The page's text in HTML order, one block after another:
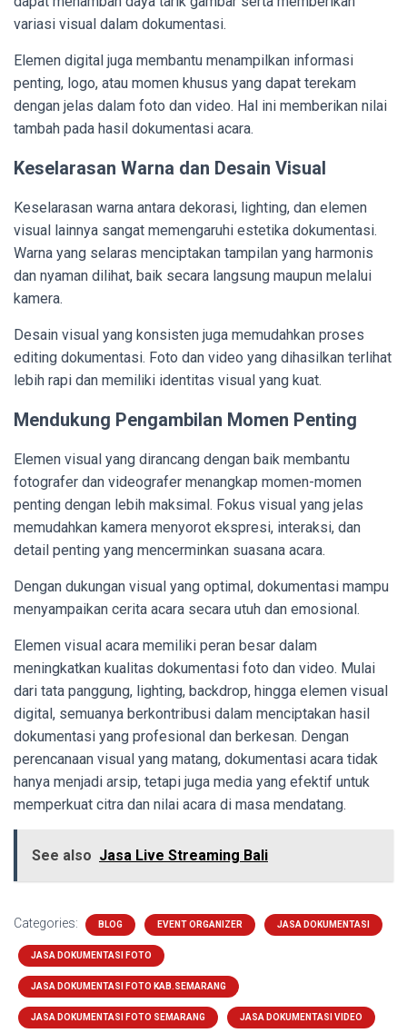
variasi visual dalam dokumentasi.
Elemen digital juga membantu menampilkan informasi
penting, logo, atau momen khusus yang dapat terekam
dengan jelas dalam foto dan video. Hal ini memberikan nilai
tambah pada hasil dokumentasi acara.
Keselarasan Warna dan Desain Visual
Keselarasan warna antara dekorasi, lighting, dan elemen
visual lainnya sangat memengaruhi estetika dokumentasi.
Warna yang selaras menciptakan tampilan yang harmonis
dan nyaman dilihat, baik secara langsung maupun melalui
kamera.
Desain visual yang konsisten juga memudahkan proses
editing dokumentasi. Foto dan video yang dihasilkan terlihat
lebih rapi dan memiliki identitas visual yang kuat.
Mendukung Pengambilan Momen Penting
Elemen visual yang dirancang dengan baik membantu
fotografer dan videografer menangkap momen-momen
penting dengan lebih maksimal. Fokus visual yang jelas
memudahkan kamera menyorot ekspresi, interaksi, dan
detail penting yang mencerminkan suasana acara.
Dengan dukungan visual yang optimal, dokumentasi mampu
menyampaikan cerita acara secara utuh dan emosional.
Elemen visual acara memiliki peran besar dalam
meningkatkan kualitas dokumentasi foto dan video. Mulai
dari tata panggung, lighting, backdrop, hingga elemen visual
digital, semuanya berkontribusi dalam menciptakan hasil
dokumentasi yang profesional dan berkesan. Dengan
perencanaan visual yang matang, dokumentasi acara tidak
hanya menjadi arsip, tetapi juga media yang efektif untuk
memperkuat citra dan nilai acara di masa mendatang.
See also Jasa Live Streaming Bali
Categories: BLOG EVENT ORGANIZER JASA DOKUMENTASI
JASA DOKUMENTASI FOTO
JASA DOKUMENTASI FOTO KAB.SEMARANG
JASA DOKUMENTASI FOTO SEMARANG JASA DOKUMENTASI VIDEO